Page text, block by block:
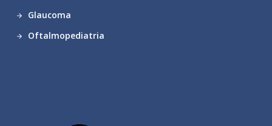
Glaucoma
Oftalmopediatria